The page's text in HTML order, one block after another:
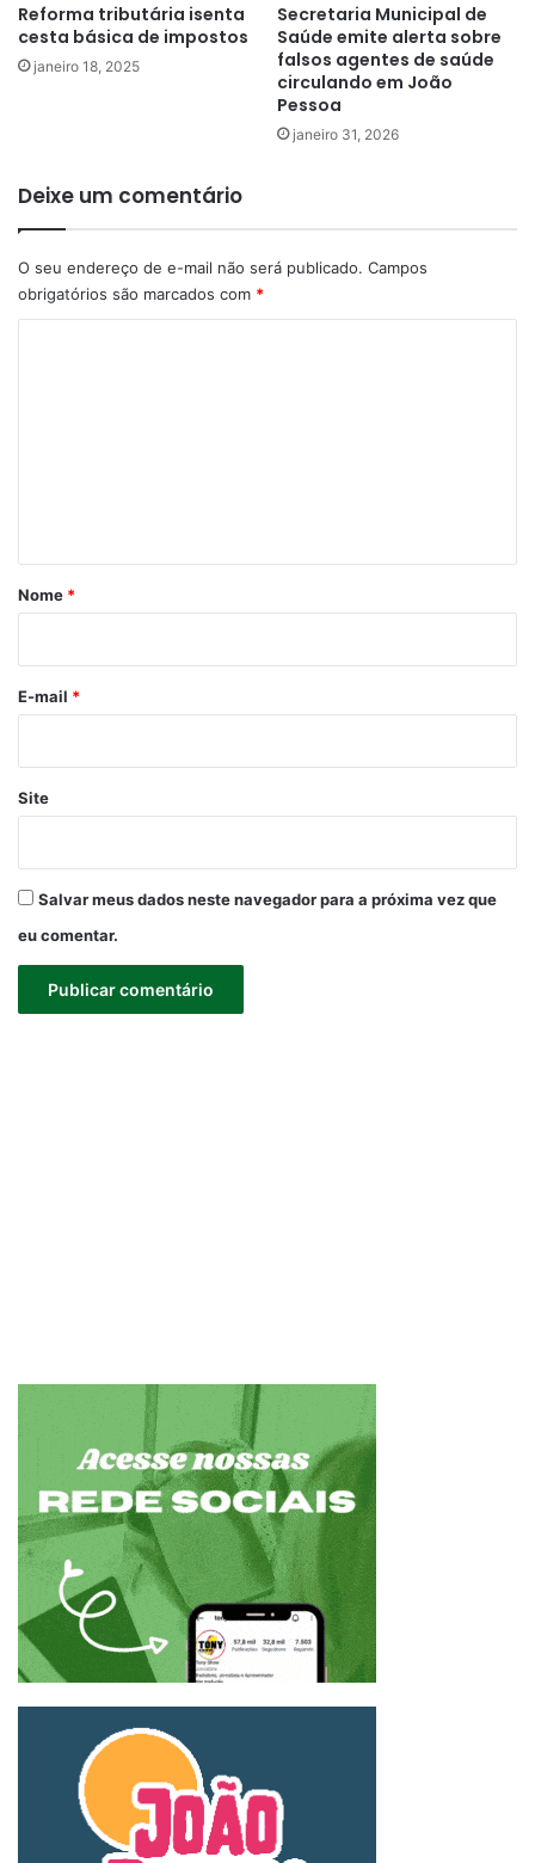
Reforma tributária isenta
cesta básica de impostos
janeiro 18, 2025
Secretaria Municipal de
Saúde emite alerta sobre
falsos agentes de saúde
circulando em João
Pessoa
janeiro 31, 2026
Deixe um comentário
O seu endereço de e-mail não será publicado. Campos
obrigatórios são marcados com *
r
*
Nome *
E-mail *
Site
Salvar meus dados neste navegador para a próxima vez que
eu comentar.